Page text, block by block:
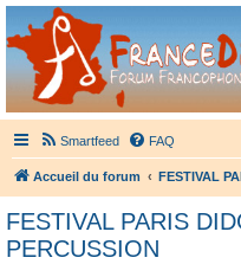
France Didgeridoo
Didgeridoo et Guimbarde sur France
Smartfeed FAQ
Accueil du forum FESTIVAL
FESTIVAL PARIS
PERCUSSION